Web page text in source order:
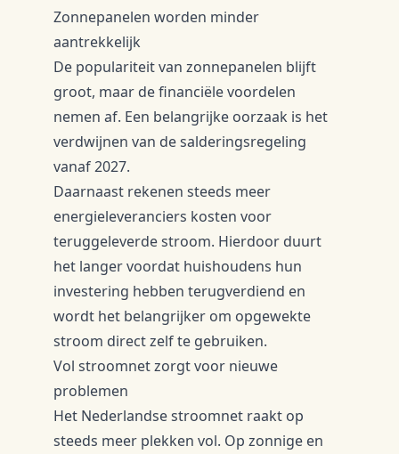
Zonnepanelen worden minder
aantrekkelijk
De populariteit van zonnepanelen blijft
groot, maar de financiële voordelen
nemen af. Een belangrijke oorzaak is het
verdwijnen van de salderingsregeling
vanaf 2027.
Daarnaast rekenen steeds meer
energieleveranciers kosten voor
teruggeleverde stroom. Hierdoor duurt
het langer voordat huishoudens hun
investering hebben terugverdiend en
wordt het belangrijker om opgewekte
stroom direct zelf te gebruiken.
Vol stroomnet zorgt voor nieuwe
problemen
Het Nederlandse stroomnet raakt op
steeds meer plekken vol. Op zonnige en